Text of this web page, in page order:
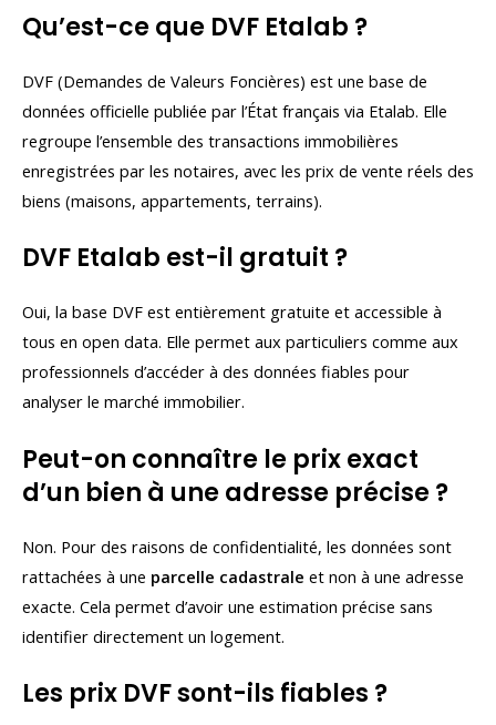
Qu’est-ce que DVF Etalab ?
DVF (Demandes de Valeurs Foncières) est une base de
données officielle publiée par l’État français via Etalab. Elle
regroupe l’ensemble des transactions immobilières
enregistrées par les notaires, avec les prix de vente réels des
biens (maisons, appartements, terrains).
DVF Etalab est-il gratuit ?
Oui, la base DVF est entièrement gratuite et accessible à
tous en open data. Elle permet aux particuliers comme aux
professionnels d’accéder à des données fiables pour
analyser le marché immobilier.
Peut-on connaître le prix exact
d’un bien à une adresse précise ?
Non. Pour des raisons de confidentialité, les données sont
rattachées à une parcelle cadastrale et non à une adresse
exacte. Cela permet d’avoir une estimation précise sans
identifier directement un logement.
Les prix DVF sont-ils fiables ?